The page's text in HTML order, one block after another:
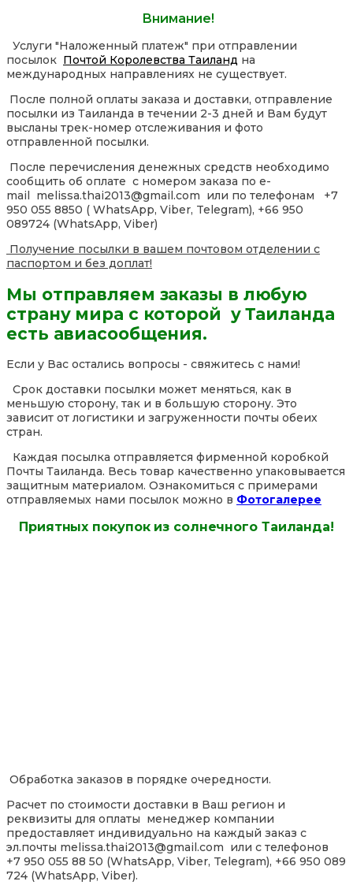
Внимание!
Услуги "Наложенный платеж" при отправлении
посылок Почтой Королевства Таиланд на
международных направлениях не существует.
После полной оплаты заказа и доставки, отправление
посылки из Таиланда в течении 2-3 дней и Вам будут
высланы трек-номер отслеживания и фото
отправленной посылки.
После перечисления денежных средств необходимо
сообщить об оплате с номером заказа по e-
mail melissa.thai2013@gmail.com или по телефонам +7
950 055 8850 ( WhatsApp, Viber, Telegram), +66 950
089724 (WhatsApp, Viber)
Получение посылки в вашем почтовом отделении с
паспортом и без доплат!
Мы отправляем заказы в любую
страну мира с которой у Таиланда
есть авиасообщения.
Если у Вас остались вопросы - свяжитесь с нами!
Срок доставки посылки может меняться, как в
меньшую сторону, так и в большую сторону. Это
зависит от логистики и загруженности почты обеих
стран.
Каждая посылка отправляется фирменной коробкой
Почты Таиланда. Весь товар качественно упаковывается
защитным материалом. Ознакомиться с примерами
отправляемых нами посылок можно в Фотогалерее
Приятных покупок из солнечного Таиланда!
Обработка заказов в порядке очередности.
Расчет по стоимости доставки в Ваш регион и
реквизиты для оплаты менеджер компании
предоставляет индивидуально на каждый заказ с
эл.почты melissa.thai2013@gmail.com или с телефонов
+7 950 055 88 50 (WhatsApp, Viber, Telegram), +66 950 089
724 (WhatsApp, Viber).